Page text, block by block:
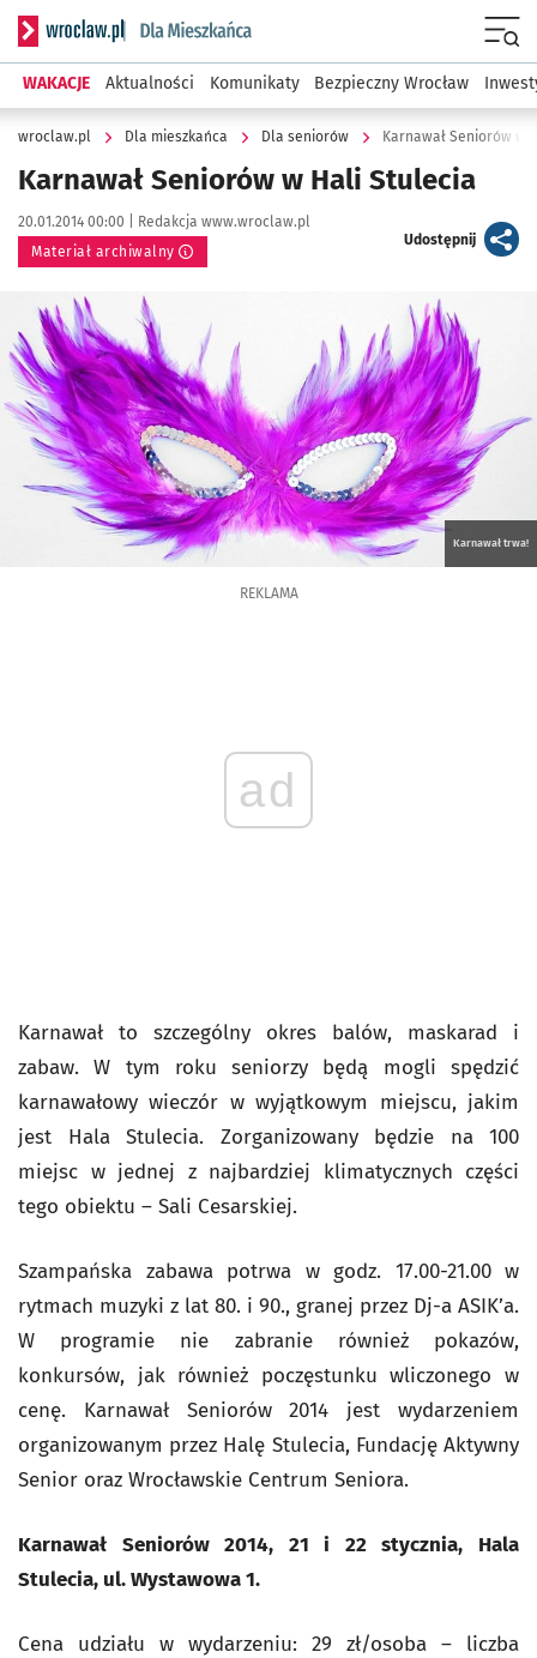
Serwis informacyjny wroclaw.pl podserwis: Dla mieszkańca
WAKACJE Aktualności Komunikaty Bezpieczny Wrocław
wroclaw.pl Dla mieszkańca Dla seniorów Karnawał Seniorów w
Karnawał Seniorów w Hali Stulecia
Data publikacji:
20.01.2014 00:00 | Autor:
Redakcja www.wroclaw.pl
Materiał archiwalny
Udostępnijartykuł
Kliknij, aby powiększyć
Karnawał trwa!
REKLAMA
ad
Karnawał to szczególny okres balów, maskarad i
zabaw. W tym roku seniorzy będą mogli spędzić
karnawałowy wieczór w wyjątkowym miejscu, jakim
jest Hala Stulecia. Zorganizowany będzie na 100
miejsc w jednej z najbardziej klimatycznych części
tego obiektu – Sali Cesarskiej.
Szampańska zabawa potrwa w godz. 17.00-21.00 w
rytmach muzyki z lat 80. i 90., granej przez Dj-a ASIK’a.
W programie nie zabranie również pokazów,
konkursów, jak również poczęstunku wliczonego w
cenę. Karnawał Seniorów 2014 jest wydarzeniem
organizowanym przez Halę Stulecia, Fundację Aktywny
Senior oraz Wrocławskie Centrum Seniora.
Karnawał Seniorów 2014, 21 i 22 stycznia, Hala
Stulecia, ul. Wystawowa 1.
Cena udziału w wydarzeniu: 29 zł/osoba – liczba